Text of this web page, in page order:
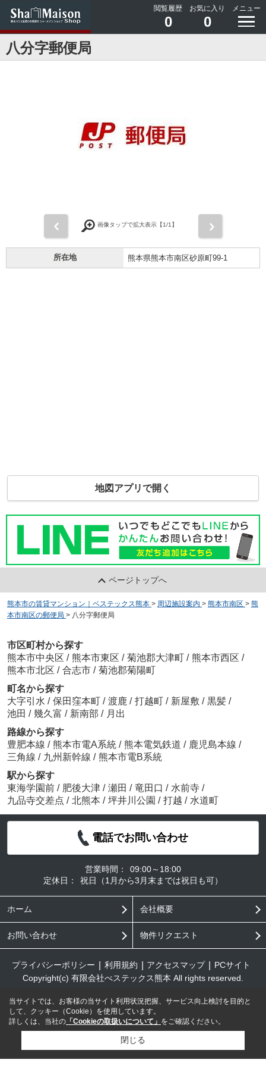
閲覧履歴
0
お気に入り
0
メニュー
八分字郵便局
画像タップで拡大表示【1/1】
所在地 熊本県熊本市南区砂原町99-1
地図アプリで開く
ページトップへ
熊本市の賃貸マンション｜ベステックス熊本 > 周辺施設案内 > 熊本市南区 > 熊
本市南区の郵便局 > 八分字郵便局
市区町村から探す
熊本市中央区 / 熊本市東区 / 菊池郡大津町 / 熊本市西区 /
熊本市北区 / 合志市 / 菊池郡菊陽町
町名から探す
大字引水 / 保田窪本町 / 渡鹿 / 打越町 / 新屋敷 / 黒髪 /
池田 / 幾久富 / 新南部 / 月出
路線から探す
豊肥本線 / 熊本市電A系統 / 熊本電気鉄道 / 鹿児島本線 /
三角線 / 九州新幹線 / 熊本市電B系統
駅から探す
東海学園前 / 肥後大津 / 瀬田 / 竜田口 / 水前寺 /
九品寺交差点 / 北熊本 / 坪井川公園 / 打越 / 水道町
電話でお問い合わせ
営業時間：
09:00～18:00
定休日：
祝日（1月から3月末までは祝日も可）
ホーム 会社概要
お問い合わせ 物件リクエスト
プライバシーポリシー 利用規約 アクセスマップ
PCサイト
Copyright(c) 有限会社べステックス熊本 All rights reserved.
当サイトでは、お客様の当サイト利用状況把握、サービス向上検討を目的と
して、クッキー（Cookie）を使用しています。
詳しくは、当社の 「Cookieの取扱いについて」 をご確認ください。
閉じる